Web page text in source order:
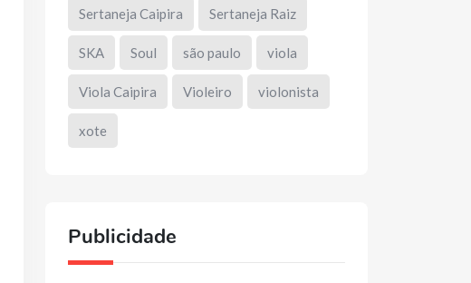
Sertaneja Caipira Sertaneja Raiz
SKA Soul são paulo viola
Viola Caipira Violeiro violonista
xote
Publicidade